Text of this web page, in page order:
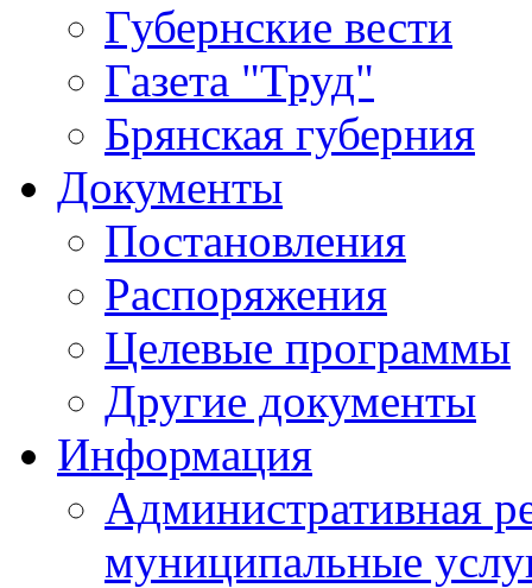
Губернские вести
Газета "Труд"
Брянская губерния
Документы
Постановления
Распоряжения
Целевые программы
Другие документы
Информация
Административная
муниципальные